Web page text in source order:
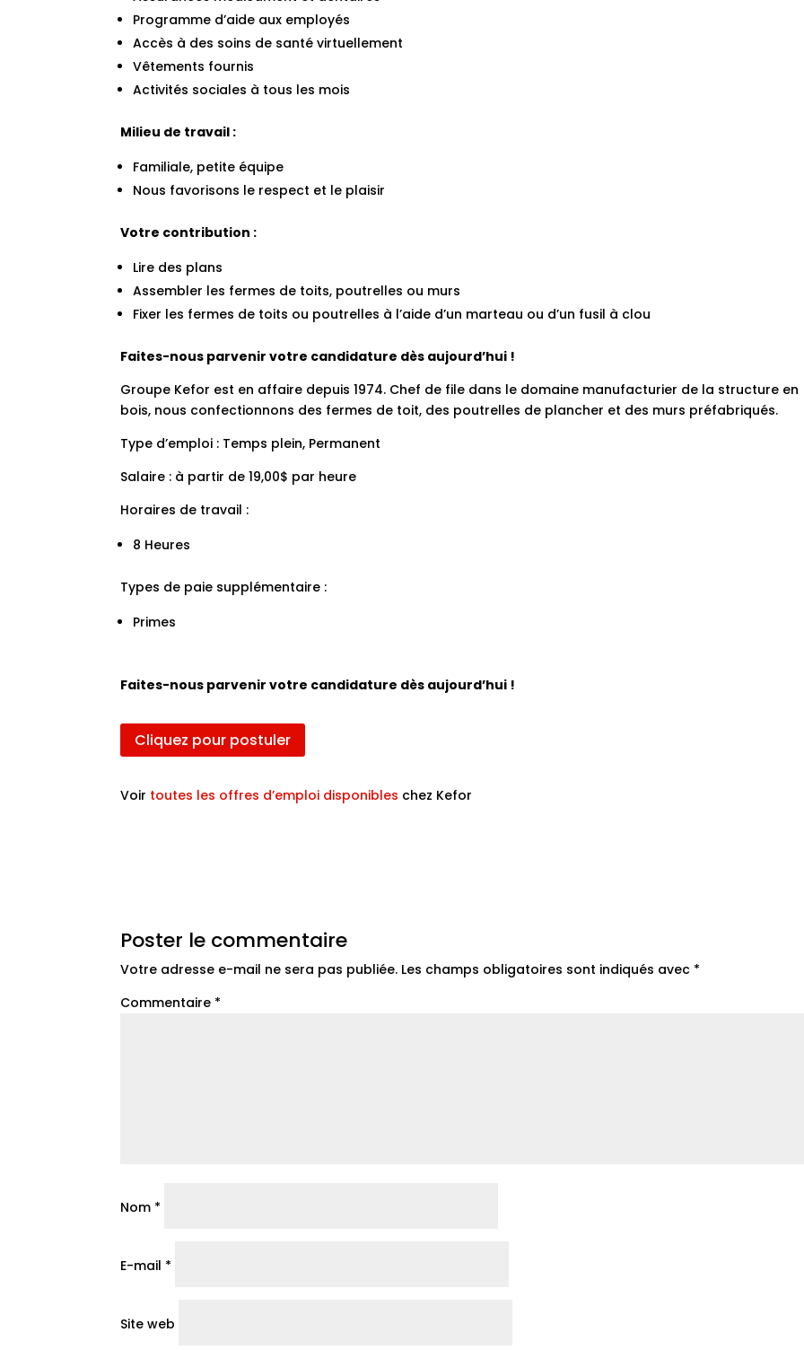
Programme d’aide aux employés
Accès à des soins de santé virtuellement
Vêtements fournis
Activités sociales à tous les mois
Milieu de travail :
Familiale, petite équipe
Nous favorisons le respect et le plaisir
Votre contribution :
Lire des plans
Assembler les fermes de toits, poutrelles ou murs
Fixer les fermes de toits ou poutrelles à l’aide d’un marteau ou d’un fusil à clou
Faites-nous parvenir votre candidature dès aujourd’hui !
Groupe Kefor est en affaire depuis 1974. Chef de file dans le domaine manufacturier de la structure en
bois, nous confectionnons des fermes de toit, des poutrelles de plancher et des murs préfabriqués.
Type d’emploi : Temps plein, Permanent
Salaire : à partir de 19,00$ par heure
Horaires de travail :
8 Heures
Types de paie supplémentaire :
Primes
Faites-nous parvenir votre candidature dès aujourd’hui !
Cliquez pour postuler
Voir toutes les offres d’emploi disponibles chez Kefor
Poster le commentaire
Votre adresse e-mail ne sera pas publiée. Les champs obligatoires sont indiqués avec *
Commentaire *
Nom *
E-mail *
Site web